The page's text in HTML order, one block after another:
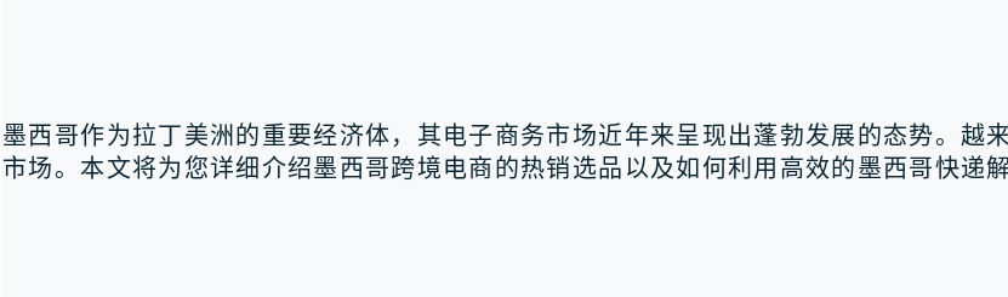
墨西哥作为拉丁美洲的重要经济体，其电子商务市场近年来呈现出蓬勃发展的态势。越
市场。本文将为您详细介绍墨西哥跨境电商的热销选品以及如何利用高效的墨西哥快递